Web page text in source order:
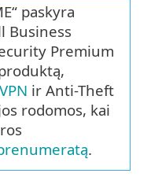
paskyra
Business
Premium
ir Anti-Theft
rodomos, kai
.